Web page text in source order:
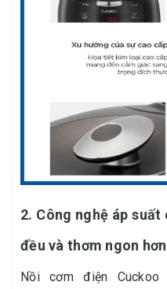
2. Công nghệ áp
đều và thơm ngon hơn
Nồi cơm điện